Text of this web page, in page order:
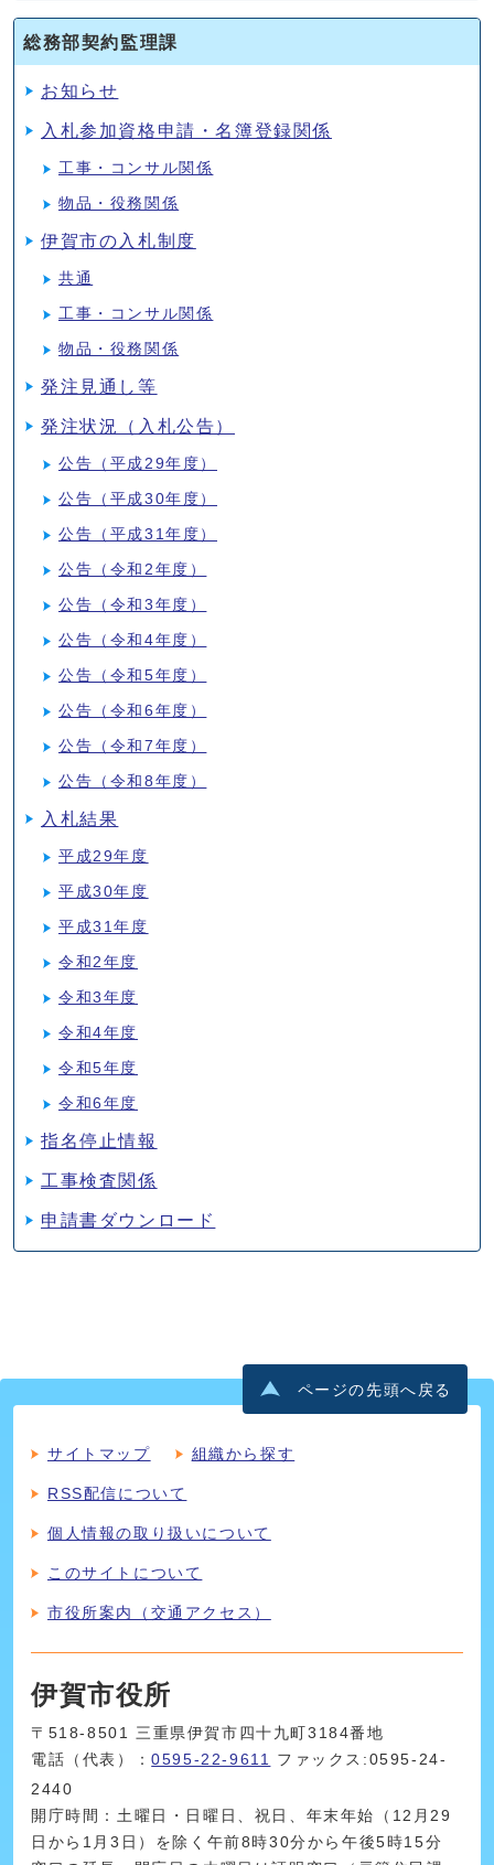
総務部契約監理課
お知らせ
入札参加資格申請・名簿登録関係
工事・コンサル関係
物品・役務関係
伊賀市の入札制度
共通
工事・コンサル関係
物品・役務関係
発注見通し等
発注状況（入札公告）
公告（平成29年度）
公告（平成30年度）
公告（平成31年度）
公告（令和2年度）
公告（令和3年度）
公告（令和4年度）
公告（令和5年度）
公告（令和6年度）
公告（令和7年度）
公告（令和8年度）
入札結果
平成29年度
平成30年度
平成31年度
令和2年度
令和3年度
令和4年度
令和5年度
令和6年度
指名停止情報
工事検査関係
申請書ダウンロード
ページの先頭へ戻る
サイトマップ 組織から探す
RSS配信について
個人情報の取り扱いについて
このサイトについて
市役所案内（交通アクセス）
伊賀市役所
〒518-8501 三重県伊賀市四十九町3184番地
電話（代表）：0595-22-9611
ファックス:0595-24-
2440
開庁時間：土曜日・日曜日、祝日、年末年始（12月29
日から1月3日）を除く午前8時30分から午後5時15分